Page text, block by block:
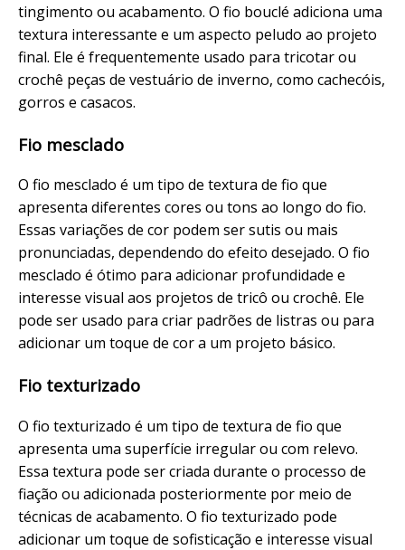
tingimento ou acabamento. O fio bouclé adiciona uma
textura interessante e um aspecto peludo ao projeto
final. Ele é frequentemente usado para tricotar ou
crochê peças de vestuário de inverno, como cachecóis,
gorros e casacos.
Fio mesclado
O fio mesclado é um tipo de textura de fio que
apresenta diferentes cores ou tons ao longo do fio.
Essas variações de cor podem ser sutis ou mais
pronunciadas, dependendo do efeito desejado. O fio
mesclado é ótimo para adicionar profundidade e
interesse visual aos projetos de tricô ou crochê. Ele
pode ser usado para criar padrões de listras ou para
adicionar um toque de cor a um projeto básico.
Fio texturizado
O fio texturizado é um tipo de textura de fio que
apresenta uma superfície irregular ou com relevo.
Essa textura pode ser criada durante o processo de
fiação ou adicionada posteriormente por meio de
técnicas de acabamento. O fio texturizado pode
adicionar um toque de sofisticação e interesse visual